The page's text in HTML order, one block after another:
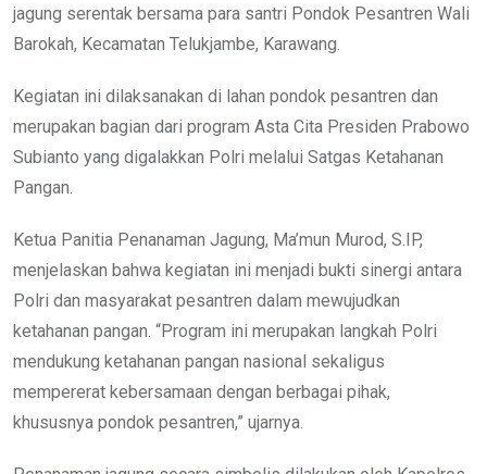
jagung serentak bersama para santri Pondok Pesantren Wali
Barokah, Kecamatan Telukjambe, Karawang.
Kegiatan ini dilaksanakan di lahan pondok pesantren dan
merupakan bagian dari program Asta Cita Presiden Prabowo
Subianto yang digalakkan Polri melalui Satgas Ketahanan
Pangan.
Ketua Panitia Penanaman Jagung, Ma’mun Murod, S.IP,
menjelaskan bahwa kegiatan ini menjadi bukti sinergi antara
Polri dan masyarakat pesantren dalam mewujudkan
ketahanan pangan. “Program ini merupakan langkah Polri
mendukung ketahanan pangan nasional sekaligus
mempererat kebersamaan dengan berbagai pihak,
khususnya pondok pesantren,” ujarnya.